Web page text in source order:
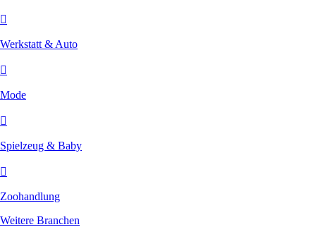
Werkstatt & Auto
Mode
Spielzeug & Baby
Zoohandlung
Weitere Branchen